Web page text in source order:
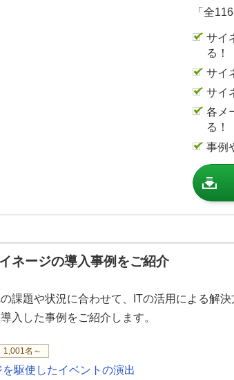
「全
サイ
る！
サイ
サイ
各メ
る！
事例
ネージの導入事例をご紹介
課題や状況に合わせて、ITの活用による解
入した事例をご紹介します。
1,001名～
駆使したイベントの演出